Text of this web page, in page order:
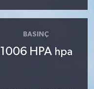
BASINÇ
1006 HPA hpa